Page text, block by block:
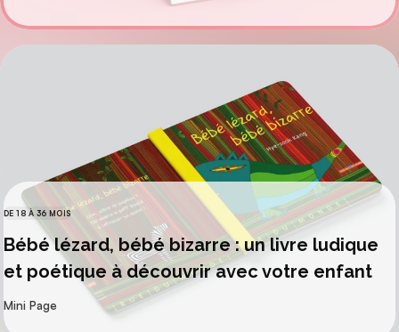
CATÉGORIES
DE 18 À 36 MOIS
Bébé lézard, bébé bizarre : un livre ludique
et poétique à découvrir avec votre enfant
par
Mini Page